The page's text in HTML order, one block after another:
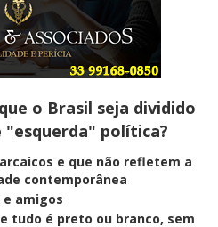
Alimentícia: entenda o que é
oferece escuta em saúde
jovens no SUS Digital
o Brasil seja dividido
política?
e que não refletem a
contemporânea
amigos
tudo é preto ou branco, sem